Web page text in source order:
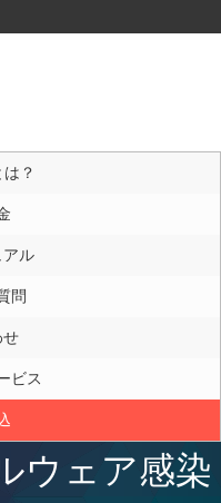
？
アル
問
せ
ビス
ウェア感染